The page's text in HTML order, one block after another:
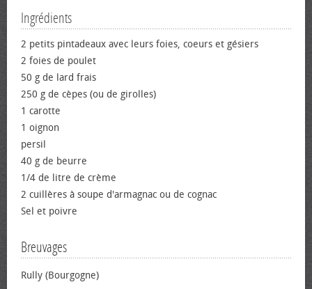
Ingrédients
2 petits pintadeaux avec leurs foies, cœurs et gésiers
2 foies de poulet
50 g de lard frais
250 g de cèpes (ou de girolles)
1 carotte
1 oignon
persil
40 g de beurre
1/4 de litre de crème
2 cuillères à soupe d'armagnac ou de cognac
Sel et poivre
Breuvages
Rully (Bourgogne)